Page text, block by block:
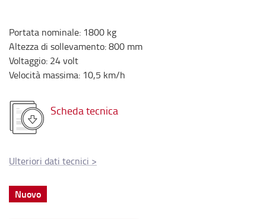
Portata nominale: 1800 kg
Altezza di sollevamento:800 mm
Voltaggio: 24volt
Velocità massima: 10,5 km/h
Scheda tecnica
Ulteriori dati tecnici >
Nuovo